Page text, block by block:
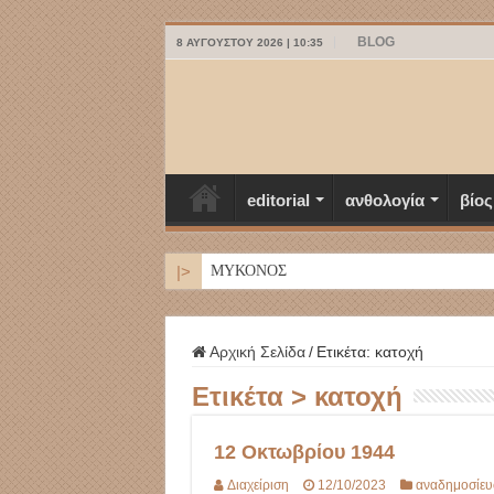
8 ΑΥΓΟΎΣΤΟΥ 2026 | 10:35 BLOG
editorial ανθολογία βίος
|> ΜΥΚΟΝΟΣ
Αρχική Σελίδα / Ετικέτα: κατοχή
Ετικέτα > κατοχή
12 Οκτωβρίου 1944
Διαχείριση 12/10/2023